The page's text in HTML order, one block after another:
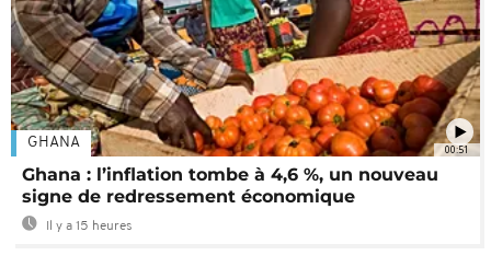
00:51
GHANA
Ghana : l’inflation tombe à 4,6 %, un nouveau
signe de redressement économique
Il y a 15 heures